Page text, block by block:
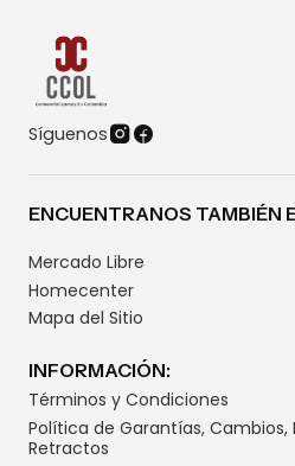
Síguenos
ENCUENTRANOS TAMBIÉN
Mercado Libre
Homecenter
Mapa del Sitio
INFORMACIÓN:
Términos y Condiciones
Política de Garantías,
Retractos